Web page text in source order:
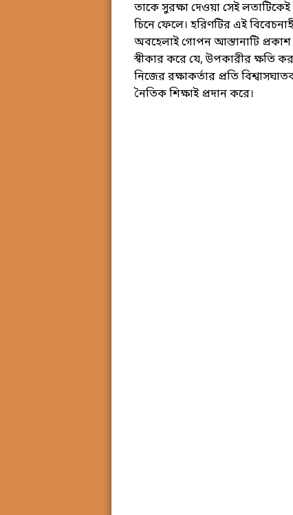
তাকে সুরক্ষা দেওয়া সেই
চিনে ফেলে। হরিণটির এই
অবহেলাই গোপন আস্তানাটি প্রকাশ
স্বীকার করে যে, উপকারীর ক্ষতি
নিজের রক্ষাকর্তার প্রতি
নৈতিক শিক্ষাই প্রদান করে।